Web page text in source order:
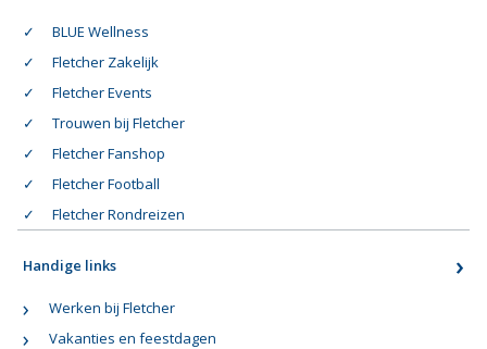
BLUE Wellness
Fletcher Zakelijk
Fletcher Events
Trouwen bij Fletcher
Fletcher Fanshop
Fletcher Football
Fletcher Rondreizen
Handige links
Werken bij Fletcher
Vakanties en feestdagen